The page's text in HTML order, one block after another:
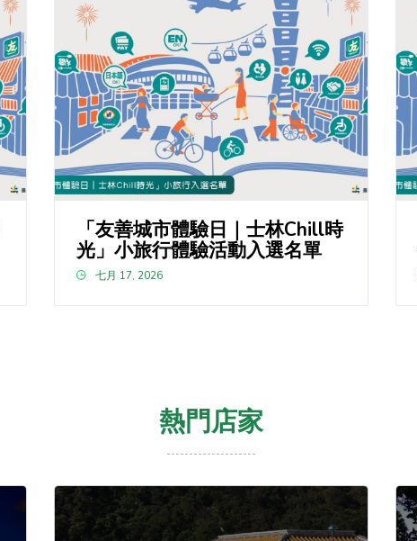
「友善城市體驗日｜士林Chill時
光」小旅行體驗活動入選名單
七月 17, 2026
熱門店家